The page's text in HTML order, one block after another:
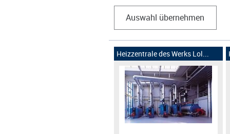
Auswahl übernehmen
Heizzentrale des Werks Lol...